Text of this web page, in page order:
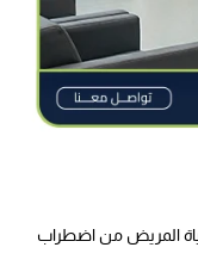
المريض من اضطراب